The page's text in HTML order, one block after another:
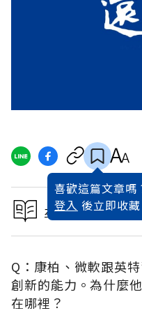
喜歡這篇文章嗎
登入 後立即收
本文出自2001科
Q：康柏、微軟跟英
創新的能力。為什麼
在哪裡？